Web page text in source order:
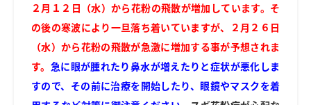
２月１２日（水）から花粉の飛散が増加しています。そ
の後の寒波により一旦落ち着いていますが、２月２６日
（水）から花粉の飛散が急激に増加する事が予想されま
す。 急に眼が腫れたり鼻水が増えたりと症状が悪化しま
すので、その前に治療を開始したり、眼鏡やマスクを着